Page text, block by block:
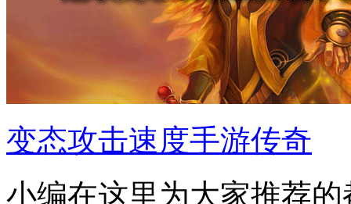
变态攻击速度手游传奇
小编在这里为大家推荐